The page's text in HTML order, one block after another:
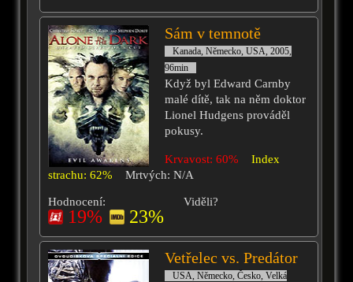
Sám v temnotě
Kanada, Německo, USA, 2005,
96min
Když byl Edward Carnby
malé dítě, tak na něm doktor
Lionel Hudgens prováděl
pokusy.
Krvavost: 60%
Index
strachu: 62%
Mrtvých: N/A
Hodnocení:
19% 23%
Viděli?
Vetřelec vs. Predátor
USA, Německo, Česko, Velká